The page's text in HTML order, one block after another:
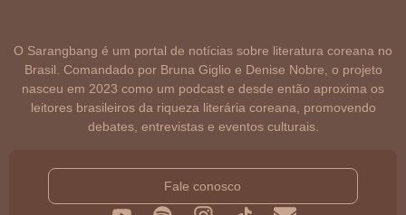
O Sarangbang é um portal de notícias sobre literatura coreana no
Brasil. Comandado por Bruna Giglio e Denise Nobre, o projeto
nasceu em 2023 como um podcast e desde então aproxima os
leitores brasileiros da riqueza literária coreana, promovendo
debates, entrevistas e eventos culturais.
Fale conosco